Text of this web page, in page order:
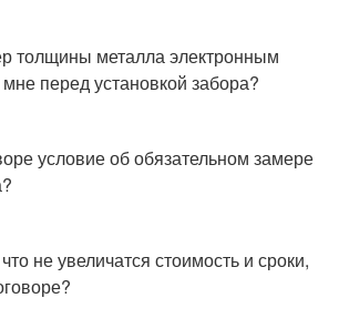
толщины металла электронным
перед установкой забора?
условие об обязательном замере
не увеличатся стоимость и сроки,